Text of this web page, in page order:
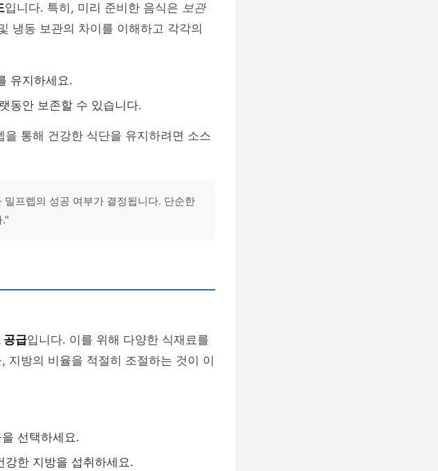
입니다. 특히, 미리 준비한 음식은 보관
냉동 보관의 차이를 이해하고 각각의
유지하세요.
동안 보존할 수 있습니다.
통해 건강한 식단을 유지하려면 소스
프렙의 성공 여부가 결정됩니다. 단순한
공급입니다. 이를 위해 다양한 식재료를
지방의 비율을 적절히 조절하는 것이 이
선택하세요.
한 지방을 섭취하세요.